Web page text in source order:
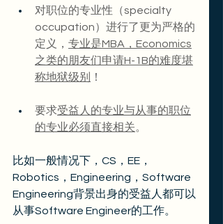
对职位的专业性（specialty
occupation）进行了更为严格的
定义， 专业是MBA，Economics
之类的朋友们申请H-1B的难度堪
称地狱级别
！
要求受益人的专业与从事的职位
的专业必须直接相关。
比如一般情况下，CS，EE，
Robotics，Engineering，Software
Engineering背景出身的受益人都可以
从事Software Engineer的工作。